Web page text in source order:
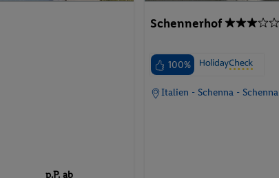
p.P. ab
Schennerhof
100%
Italien - Schenna - Schenna